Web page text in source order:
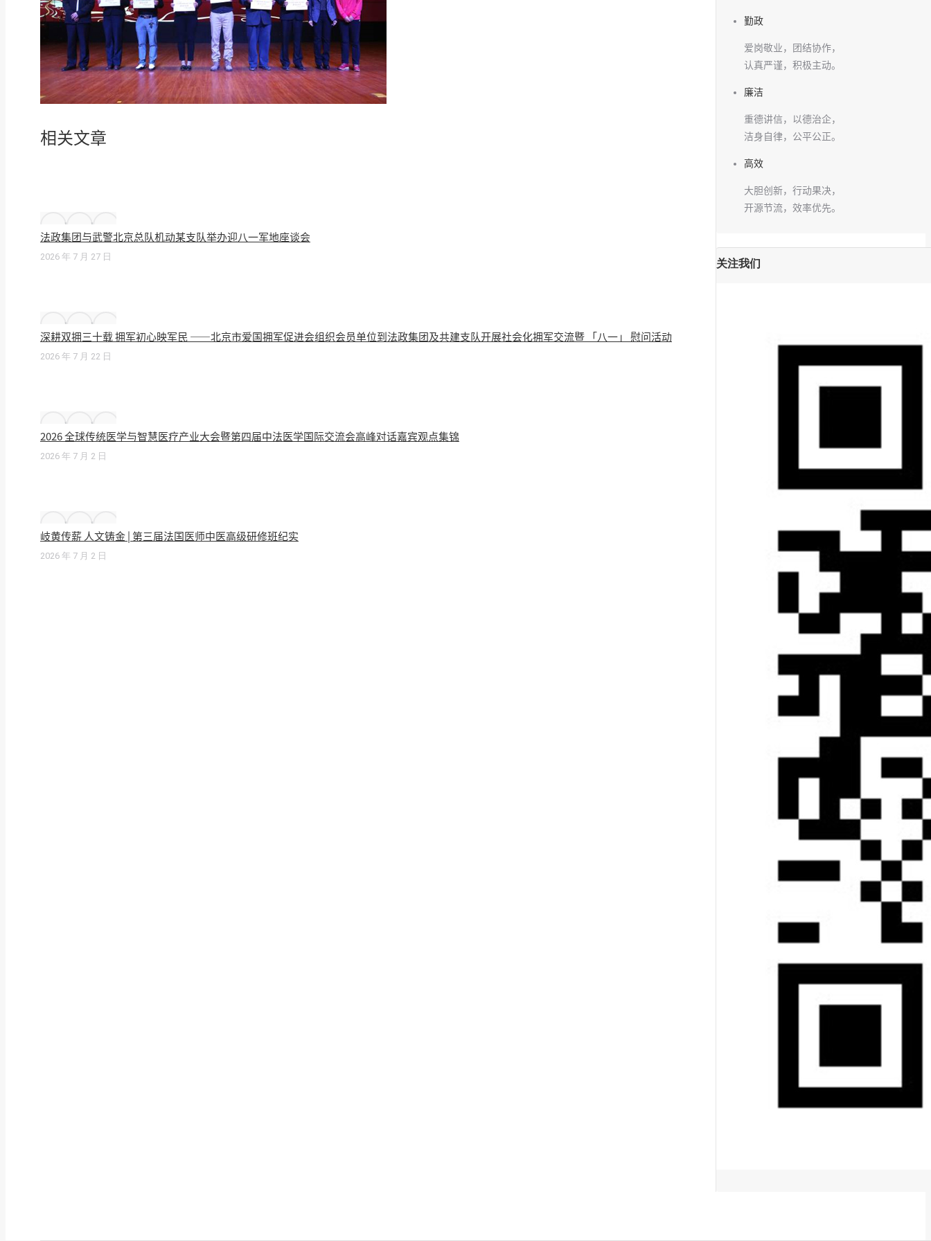
相关文章
法政集团与武警北京总队机动某支队举办迎八一军地座谈会
2026 年 7 月 27 日
深耕双拥三十载 拥军初心映军民 ——北京市爱国拥军促进会组织会员单位到法政集团及共建支队开展社会化拥军交流暨 「八一」 慰问活动
2026 年 7 月 22 日
2026 全球传统医学与智慧医疗产业大会暨第四届中法医学国际交流会高峰对话嘉宾观点集锦
2026 年 7 月 2 日
岐黄传薪 人文铸金 | 第三届法国医师中医高级研修班纪实
2026 年 7 月 2 日
勤政
爱岗敬业，团结协作，
认真严谨，积极主动。
廉洁
重德讲信，以德治企，
洁身自律，公平公正。
高效
大胆创新，行动果决，
开源节流，效率优先。
关注我们